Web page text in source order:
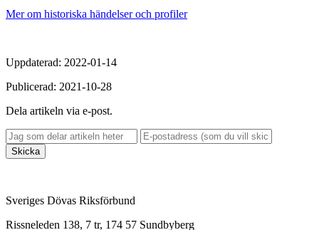
Mer om historiska händelser och profiler
Uppdaterad: 2022-01-14
Publicerad: 2021-10-28
Dela artikeln via e-post.
Skicka
Sveriges Dövas Riksförbund
Rissneleden 138, 7 tr, 174 57 Sundbyberg